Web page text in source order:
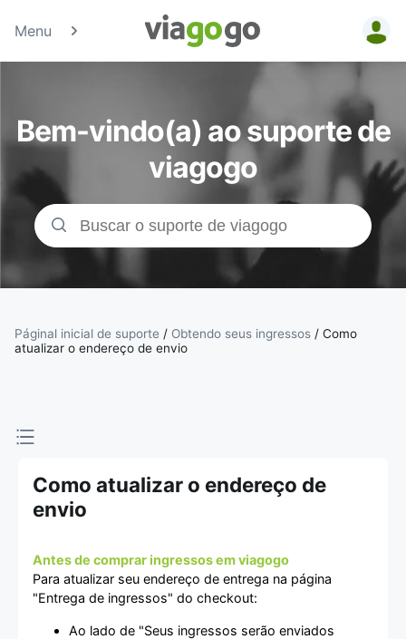
Menu
Bilhetes -
Concertos,
Desporto e
Teatro |
Bolsa de
Bilhetes da
viagogo
Bem-vindo(a) ao suporte de
viagogo
Páginal inicial de suporte / Obtendo seus ingressos / Como
atualizar o endereço de envio
Como atualizar o endereço de
envio
Antes de comprar ingressos em viagogo
Para atualizar seu endereço de entrega na página
"Entrega de ingressos" do checkout:
Ao lado de "Seus ingressos serão enviados